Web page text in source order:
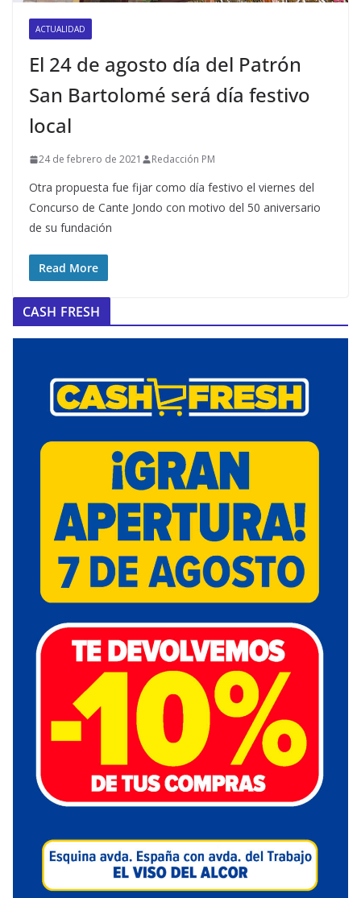
ACTUALIDAD
El 24 de agosto día del Patrón
San Bartolomé será día festivo
local
24 de febrero de 2021 Redacción PM
Otra propuesta fue fijar como día festivo el viernes del
Concurso de Cante Jondo con motivo del 50 aniversario
de su fundación
Read More
CASH FRESH